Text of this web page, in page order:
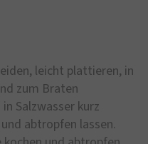
leicht plattieren, in
zum Braten
Salzwasser kurz
abtropfen lassen.